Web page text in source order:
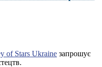
of Stars Ukraine запрошує